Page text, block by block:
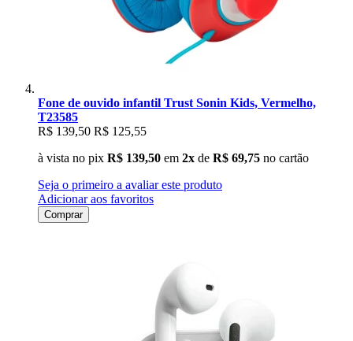
Fone de ouvido infantil Trust Sonin Kids, Vermelho,
T23585
R$ 139,50 R$ 125,55
à vista no pix R$ 139,50 em 2x de R$ 69,75 no cartão
Seja o primeiro a avaliar este produto
Adicionar aos favoritos
Comprar